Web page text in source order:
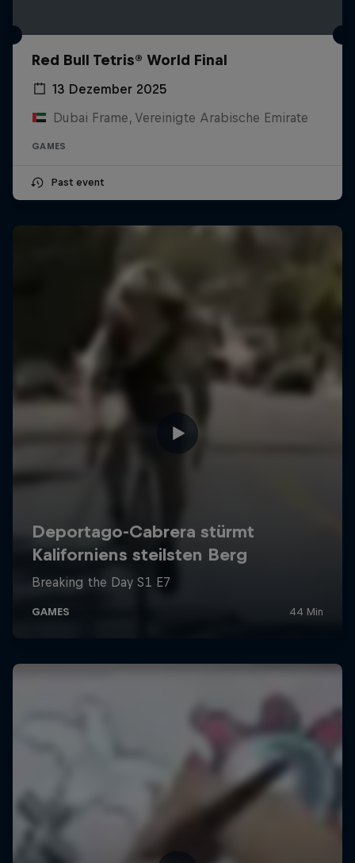
Red Bull Tetris® World Final
13 Dezember 2025
Dubai Frame, Vereinigte Arabische Emirate
GAMES
Past event